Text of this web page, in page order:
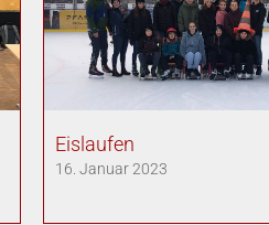
Eislaufen
16. Januar 2023